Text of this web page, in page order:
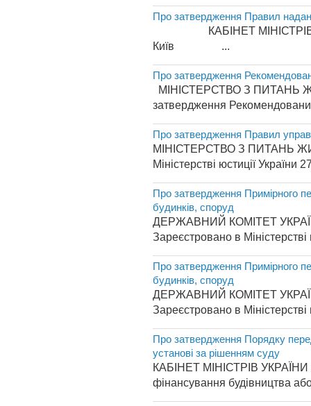
Про затвердження Правил
КАБІНЕТ
Київ ...
Про затвердження
МІНІСТЕРСТВО З ПИТАНЬ
затвердження
Про затвердження Правил
МІНІСТЕРСТВО З ПИТАНЬ
Міністерстві юстиції
Про затвердження Примірного
будинків, споруд
ДЕРЖАВНИЙ КОМІТЕТ
Зареєстровано в
Про затвердження Примірного
будинків, споруд
ДЕРЖАВНИЙ КОМІТЕТ
Зареєстровано в
Про затвердження Порядку
установі за рішенням суду
КАБІНЕТ МІНІСТРІВ УКРАЇНИ
фінансування будівництва